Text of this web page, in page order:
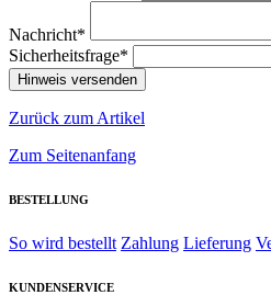
Nachricht*
Sicherheitsfrage*
Zurück zum Artikel
Zum Seitenanfang
BESTELLUNG
So wird bestellt Zahlung Lieferung
KUNDENSERVICE